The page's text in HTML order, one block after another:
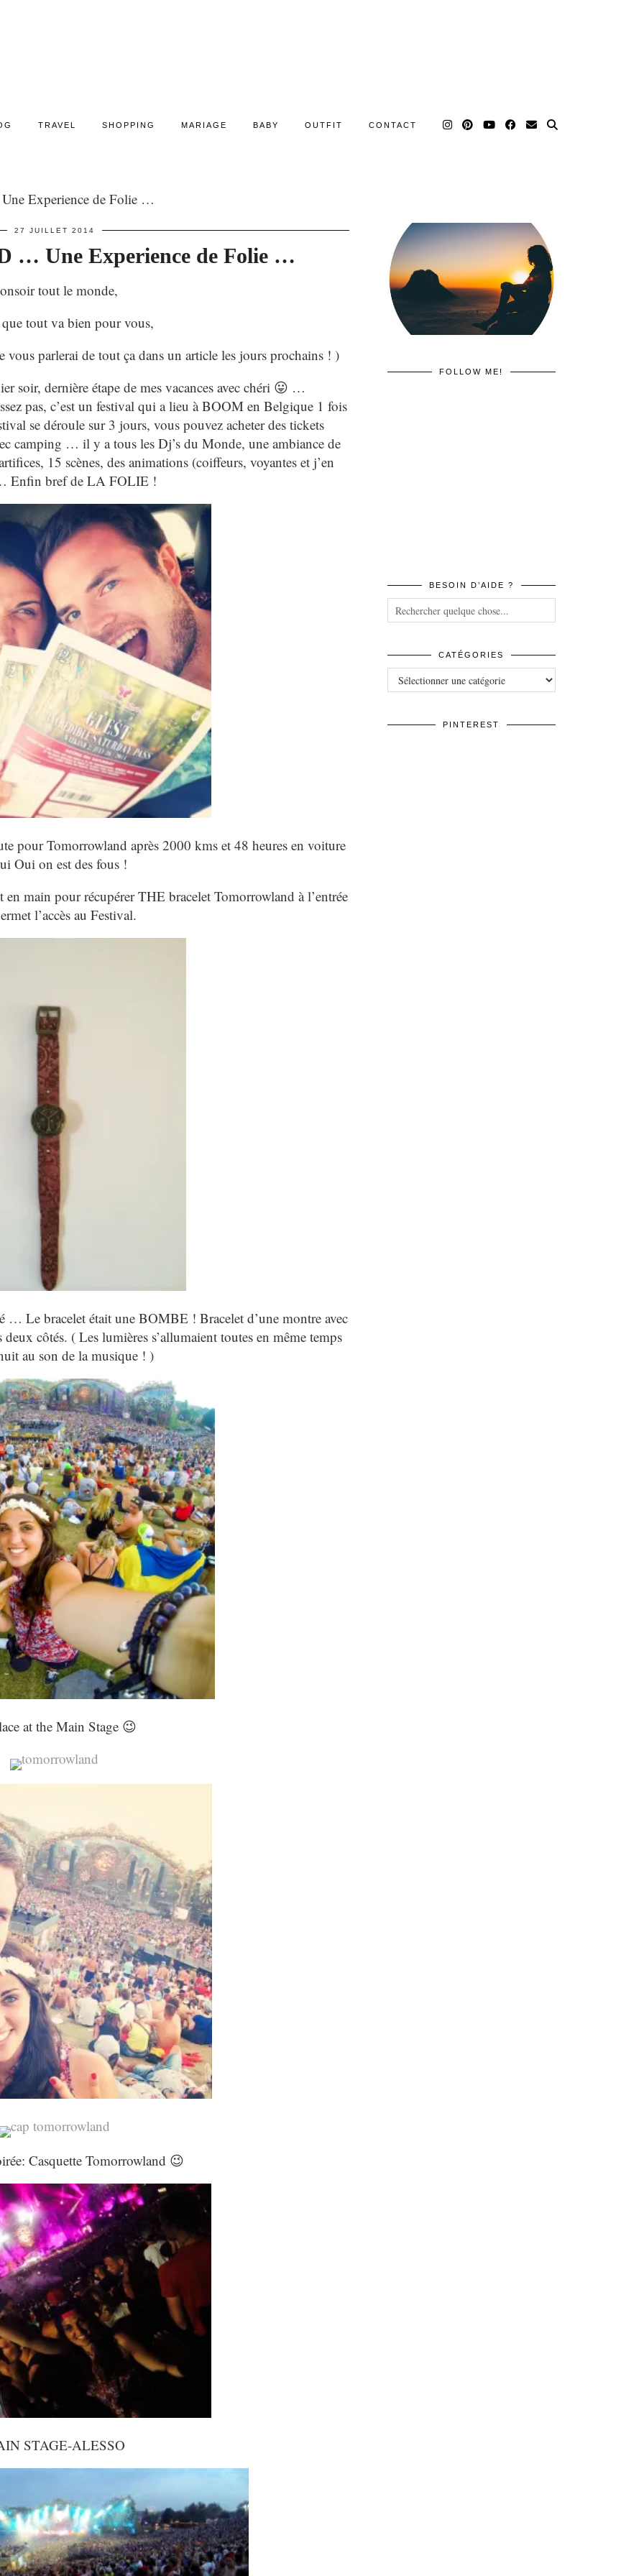
TRAVEL SHOPPING MARIAGE BABY OUTFIT CONTACT
Experience de Folie …
27 JUILLET 2014
… Une Experience de Folie …
tout le monde,
que tout va bien pour vous,
parlerai de tout ça dans un article les jours prochains ! )
soir, dernière étape de mes vacances avec chéri 😛 …
pas, c’est un festival qui a lieu à BOOM en Belgique 1 fois
se déroule sur 3 jours, vous pouvez acheter des tickets
camping … il y a tous les Dj’s du Monde, une ambiance de
15 scènes, des animations (coiffeurs, voyantes et j’en
Enfin bref de LA FOLIE !
Tomorrowland après 2000 kms et 48 heures en voiture
Oui on est des fous !
main pour récupérer THE bracelet Tomorrowland à l’entrée
l’accès au Festival.
… Le bracelet était une BOMBE ! Bracelet d’une montre avec
côtés. ( Les lumières s’allumaient toutes en même temps
au son de la musique ! )
at the Main Stage 😉
Casquette Tomorrowland 😉
STAGE-ALESSO
FOLLOW ME!
BESOIN D’AIDE ?
CATÉGORIES
Catégories
PINTEREST